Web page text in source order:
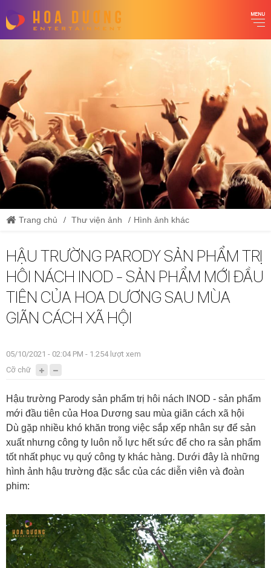
Trang chủ Thư viện ảnh Hình ảnh khác
HẬU TRƯỜNG PARODY SẢN PHẨM TRỊ
HÔI NÁCH INOD - SẢN PHẨM MỚI ĐẦU
TIÊN CỦA HOA DƯƠNG SAU MÙA
GIÃN CÁCH XÃ HỘI
05/10/2021 - 02:04 PM - 1.254 lượt xem
Cỡ chữ
Hậu trường Parody sản phẩm trị hôi nách INOD - sản phẩm
mới đầu tiên của Hoa Dương sau mùa giãn cách xã hội
Dù gặp nhiều khó khăn trong việc sắp xếp nhân sự để sản
xuất nhưng công ty luôn nỗ lực hết sức để cho ra sản phẩm
tốt nhất phục vụ quý công ty khác hàng. Dưới đây là những
hình ảnh hậu trường đặc sắc của các diễn viên và đoàn
phim: